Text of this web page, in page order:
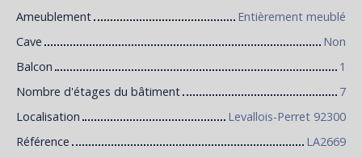
Ameublement
Entièrement meublé
Cave
Non
Balcon
1
Nombre d'étages du bâtiment
7
Localisation
Levallois-Perret 92300
Référence
LA2669